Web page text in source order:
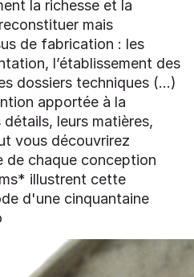
la richesse et la
mais
de fabrication : les
l’établissement des
dossiers techniques (...)
apportée à la
leurs matières,
vous découvrirez
de chaque conception
illustrent cette
d'une cinquantaine